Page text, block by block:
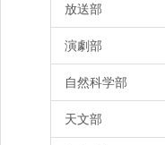
放送部
演劇部
自然科学部
天文部